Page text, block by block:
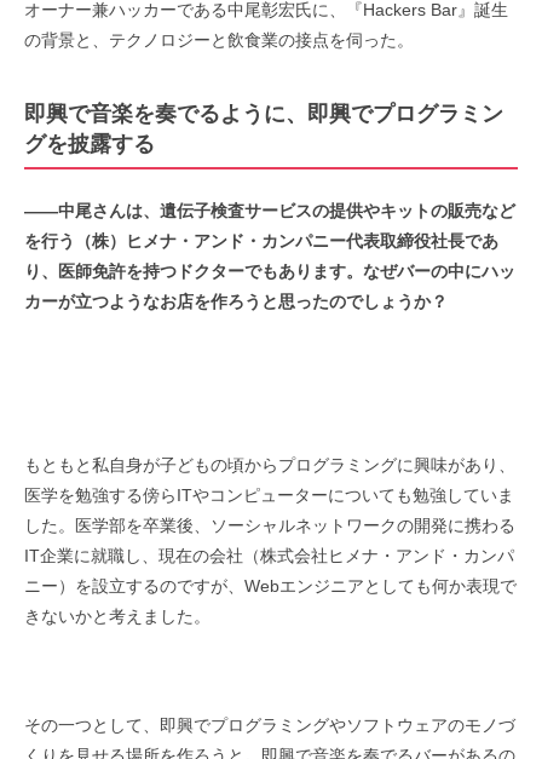
オーナー兼ハッカーである中尾彰宏氏に、『Hackers Bar』誕生
の背景と、テクノロジーと飲食業の接点を伺った。
即興で音楽を奏でるように、即興でプログラミン
グを披露する
――中尾さんは、遺伝子検査サービスの提供やキットの販売など
を行う（株）ヒメナ・アンド・カンパニー代表取締役社長であ
り、医師免許を持つドクターでもあります。なぜバーの中にハッ
カーが立つようなお店を作ろうと思ったのでしょうか？
もともと私自身が子どもの頃からプログラミングに興味があり、
医学を勉強する傍らITやコンピューターについても勉強していま
した。医学部を卒業後、ソーシャルネットワークの開発に携わる
IT企業に就職し、現在の会社（株式会社ヒメナ・アンド・カンパ
ニー）を設立するのですが、Webエンジニアとしても何か表現で
きないかと考えました。
その一つとして、即興でプログラミングやソフトウェアのモノづ
くりを見せる場所を作ろうと。即興で音楽を奏でるバーがあるの